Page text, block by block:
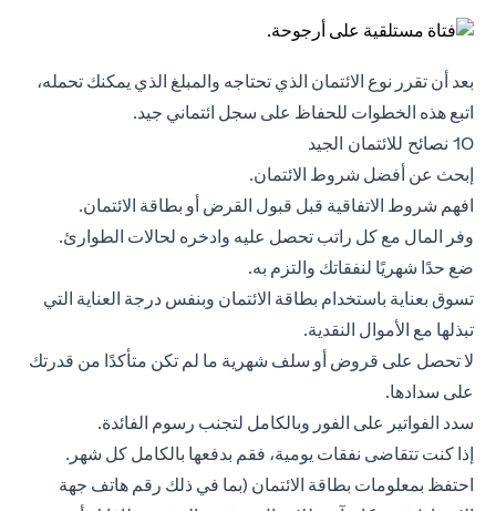
بعد أن تقرر نوع الائتمان الذي تحتاجه والمبلغ الذي يمكنك تحمله،
اتبع هذه الخطوات للحفاظ على سجل ائتماني جيد.
10 نصائح للائتمان الجيد
إبحث عن أفضل شروط الائتمان.
افهم شروط الاتفاقية قبل قبول القرض أو بطاقة الائتمان.
وفر المال مع كل راتب تحصل عليه وادخره لحالات الطوارئ.
ضع حدًا شهريًا لنفقاتك والتزم به.
تسوق بعناية باستخدام بطاقة الائتمان وبنفس درجة العناية التي
تبذلها مع الأموال النقدية.
لا تحصل على قروض أو سلف شهرية ما لم تكن متأكدًا من قدرتك
على سدادها.
سدد الفواتير على الفور وبالكامل لتجنب رسوم الفائدة.
إذا كنت تتقاضى نفقات يومية، فقم بدفعها بالكامل كل شهر.
احتفظ بمعلومات بطاقة الائتمان (بما في ذلك رقم هاتف جهة